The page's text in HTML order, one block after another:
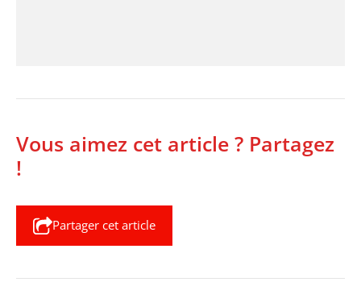
Vous aimez cet article ? Partagez
!
Partager cet article